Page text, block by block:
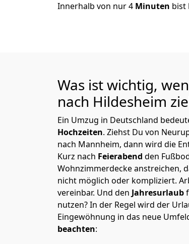
Innerhalb von nur 4 Minuten bist
Was ist wichtig,
nach Hildesheim
Ein Umzug in Deutschland
Hochzeiten. Ziehst Du von
nach Mannheim, dann wird die
Kurz nach Feierabend den
Wohnzimmerdecke anstreichen,
nicht möglich oder kompliziert.
vereinbar. Und den Jahresurlaub
nutzen? In der Regel wird der
Eingewöhnung in das neue
beachten: